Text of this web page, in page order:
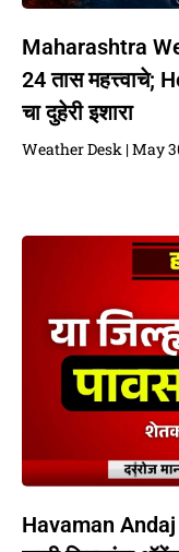
Maharashtra
24 तास
चा दुहेरी इशारा
Weather Desk May
Havaman Andaj